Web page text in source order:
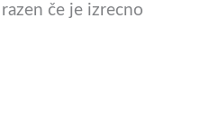
če je izrecno